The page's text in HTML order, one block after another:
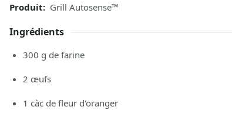
Produit: Grill Autosense™
Ingrédients
300 g de farine
2 œufs
1 càcde fleur d'oranger